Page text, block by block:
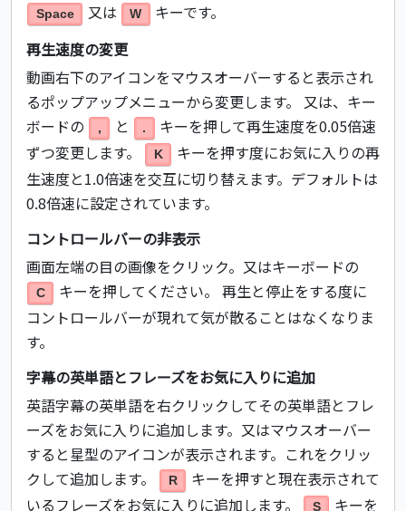
Space 又は W
キーです。
再生速度の変更
動画右下のアイコンをマウスオーバーすると表示され
るポップアップメニューから変更します。 又は、キー
ボードの
, と .
キーを押して再生速度を0.05倍速
ずつ変更します。
K
キーを押す度にお気に入りの再
生速度と1.0倍速を交互に切り替えます。デフォルトは
0.8倍速に設定されています。
コントロールバーの非表示
画面左端の目の画像をクリック。又はキーボードの
C
キーを押してください。 再生と停止をする度に
コントロールバーが現れて気が散ることはなくなりま
す。
字幕の英単語とフレーズをお気に入りに追加
英語字幕の英単語を右クリックしてその英単語とフレ
ーズをお気に入りに追加します。又はマウスオーバー
すると星型のアイコンが表示されます。これをクリッ
クして追加します。
R
キーを押すと現在表示されて
いるフレーズをお気に入りに追加します。
S キーを